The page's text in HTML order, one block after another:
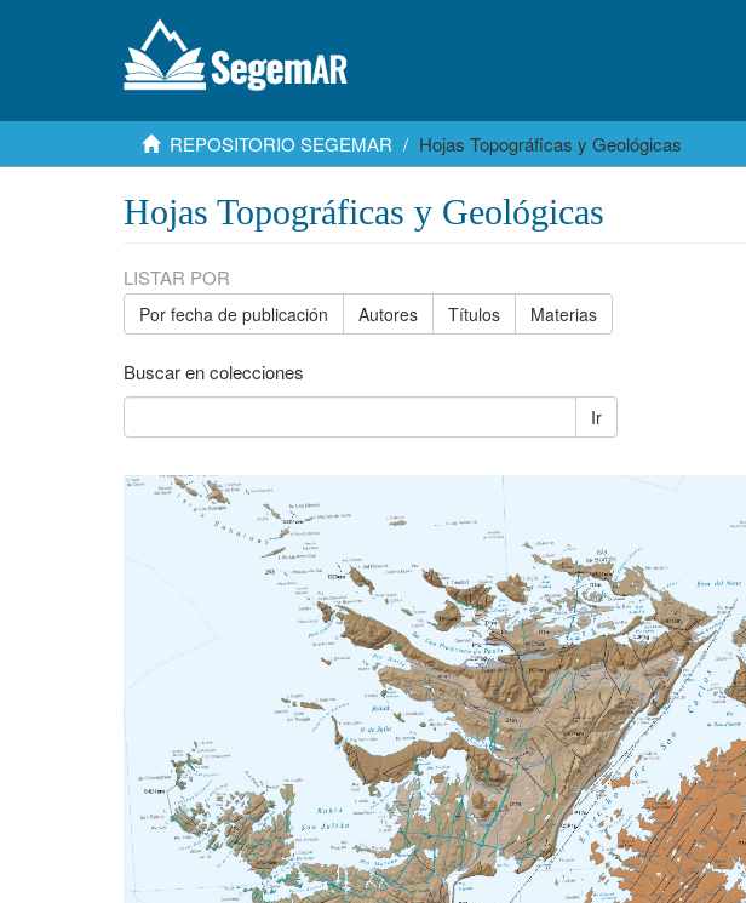
REPOSITORIO SEGEMAR Hojas Topográficas y Geológicas
Hojas Topográficas y Geológicas
LISTAR POR
Por fecha de publicación Autores Títulos Materias
Buscar en colecciones
Ir